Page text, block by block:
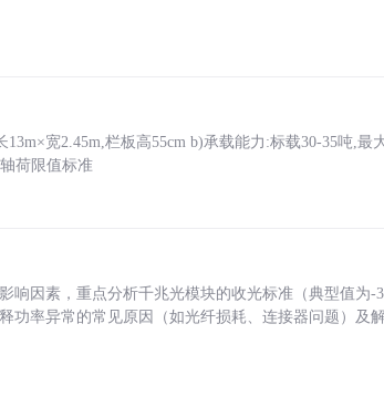
宽2.45m,栏板高55cm b)承载能力:标载30-35吨,最
荷限值标准
响因素，重点分析千兆光模块的收光标准（典型值为-
功率异常的常见原因（如光纤损耗、连接器问题）及